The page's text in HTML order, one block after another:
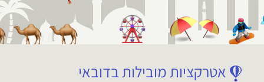
אטרקציות מובילות בדובאי